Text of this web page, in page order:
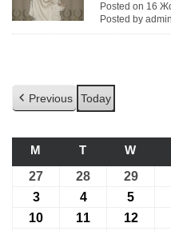
Posted on 16
Posted by admin
Previous Today
M ПОНЕДІЛОК
T ВІВТОРОК
W
27 27.07.2026
28 28.07.2026
29
303.08.2026
404.08.2026
5
10 10.08.2026
11 11.08.2026
12